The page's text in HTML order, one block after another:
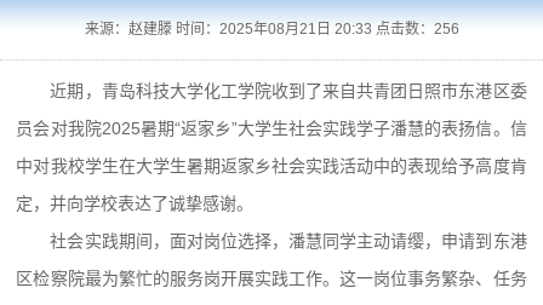
来源：赵建滕 时间：2025年08月21日 20:33 点击数： 256
近期，青岛科技大学化工学院收到了来自共青团日照市东港区委
员会对我院2025暑期“返家乡”大学生社会实践学子潘慧的表扬信。信
中对我校学生在大学生暑期返家乡社会实践活动中的表现给予高度肯
定，并向学校表达了诚挚感谢。
社会实践期间，面对岗位选择，潘慧同学主动请缨，申请到东港
区检察院最为繁忙的服务岗开展实践工作。这一岗位事务繁杂、任务